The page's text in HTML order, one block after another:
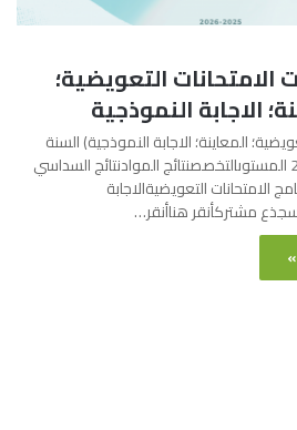
الامتحانات التعويضية؛
الاجابة النموذجية
المعاينة؛ الاجابة النموذجية) السنة
الجامعية 2025-2026 المستوىالتخصصنتائج الموادنتائج السداسي
الامتحانات التعويضيةالاجابة
مشتركأنقر هناأنقر…